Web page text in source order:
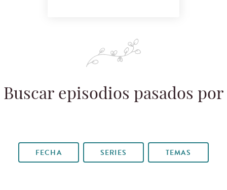
Buscar episodios pasados por
FECHA SERIES TEMAS